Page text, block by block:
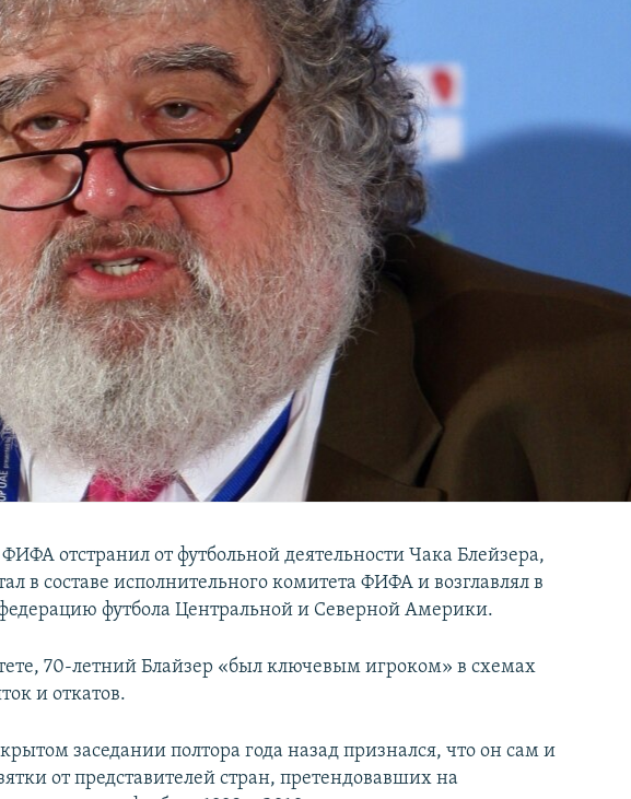
отстранил от футбольной деятельности Чака Блейзера,
в составе исполнительного комитета ФИФА и возглавлял в
футбола Центральной и Северной Америки.
70-летний Блайзер «был ключевым игроком» в схемах
и откатов.
заседании полтора года назад признался, что он сам и
от представителей стран, претендовавших на